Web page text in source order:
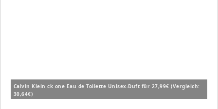
Calvin Klein ck one Eau de Toilette Unisex-Duft für 27,99€ (Vergleich:
30,64€)